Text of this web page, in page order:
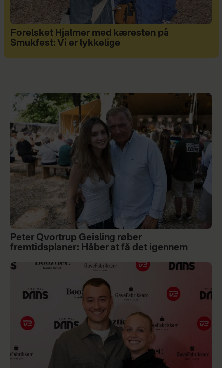
Forelsket Hjalmer med kæresten på
Smukfest: Vi er lykkelige
Peter Qvortrup Geisling røber
fremtidsplaner: Håber at få det igennem